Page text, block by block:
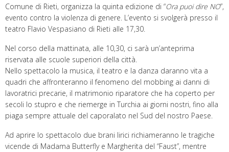
Comune di Rieti, organizza la quinta edizione di “Ora puoi dire NO”,
evento contro la violenza di genere. L’evento si svolgerà presso il
teatro Flavio Vespasiano di Rieti alle 17,30.
Nel corso della mattinata, alle 10,30, ci sarà un’anteprima
riservata alle scuole superiori della città.
Nello spettacolo la musica, il teatro e la danza daranno vita a
quadri che affronteranno il fenomeno del mobbing ai danni di
lavoratrici precarie, il matrimonio riparatore che ha coperto per
secoli lo stupro e che riemerge in Turchia ai giorni nostri, fino alla
piaga sempre attuale del caporalato nel Sud del nostro Paese.
Ad aprire lo spettacolo due brani lirici richiameranno le tragiche
vicende di Madama Butterfly e Margherita del “Faust”, mentre